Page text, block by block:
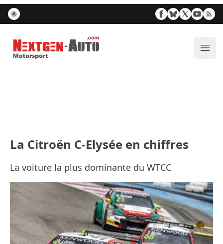
Nextgen-Auto.com
La Citroën C-Elysée en chiffres
La voiture la plus dominante du WTCC